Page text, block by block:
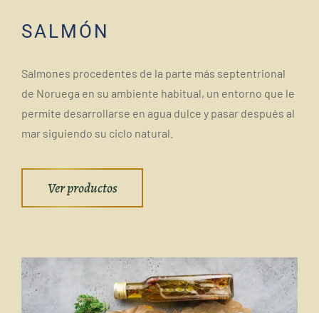
SALMÓN
Salmones procedentes de la parte más septentrional
de Noruega en su ambiente habitual, un entorno que le
permite desarrollarse en agua dulce y pasar después al
mar siguiendo su ciclo natural.
Ver productos